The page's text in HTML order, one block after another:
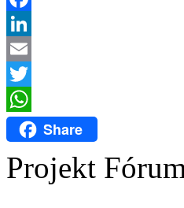
Facebook
LinkedIn
Email
Twitter
WhatsAppShare
Projekt